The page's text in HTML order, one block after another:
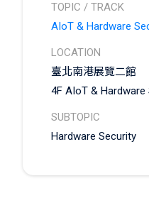
車電子系統及資料中
防範未來資安風險的
業界趨勢和洞察，幫
求，選擇最適合的硬
系統的完整性與數據
TOPIC / TRACK
AIoT & Hardware
LOCATION
臺北南港展覽二館
4F AIoT &
SUBTOPIC
Hardware Security